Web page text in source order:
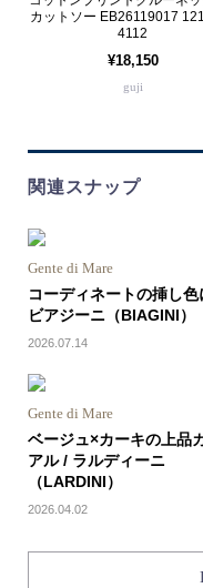
カットソー EB26119017
4112
¥18,150
guji
関連スナップ
Gente di Mare
コーディネートの挿し色
ビアジーニ（BIAGINI）
2026.07.14
Gente di Mare
ベージュ×カーキの上品
アル / ラルディーニ
（LARDINI）
2026.04.02